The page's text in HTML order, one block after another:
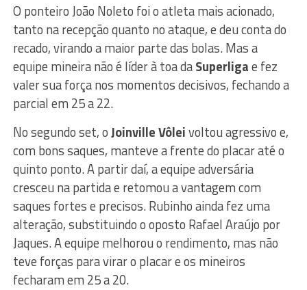
O ponteiro João Noleto foi o atleta mais acionado,
tanto na recepção quanto no ataque, e deu conta do
recado, virando a maior parte das bolas. Mas a
equipe mineira não é líder à toa daSuperligae fez
valer sua força nos momentos decisivos, fechando a
parcial em 25 a 22.
No segundo set, oJoinville Vôleivoltou agressivo e,
com bons saques, manteve a frente do placar até o
quinto ponto. A partir daí, a equipe adversária
cresceu na partida e retomou a vantagem com
saques fortes e precisos. Rubinho ainda fez uma
alteração, substituindo o oposto Rafael Araújo por
Jaques. A equipe melhorou o rendimento, mas não
teve forças para virar o placar e os mineiros
fecharam em 25 a 20.